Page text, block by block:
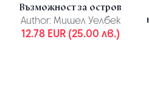
Възможност за остров
Author: Мишел Уелбек
12.78 EUR (25.00 лв.)